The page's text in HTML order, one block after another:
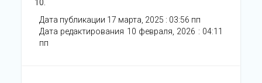
Дата публикации 17 марта, 2025 : 03:56 пп
Дата редактирования 10 февраля, 2026 : 04:11
пп